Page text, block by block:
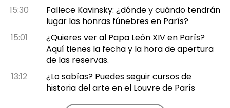
15:30
Fallece Kavinsky: ¿dónde y cuándo tendrán
lugar las honras fúnebres en París?
15:01
¿Quieres ver al Papa León XIV en París?
Aquí tienes la fecha y la hora de apertura
de las reservas.
13:12
¿Lo sabías? Puedes seguir cursos de
historia del arte en el Louvre de París